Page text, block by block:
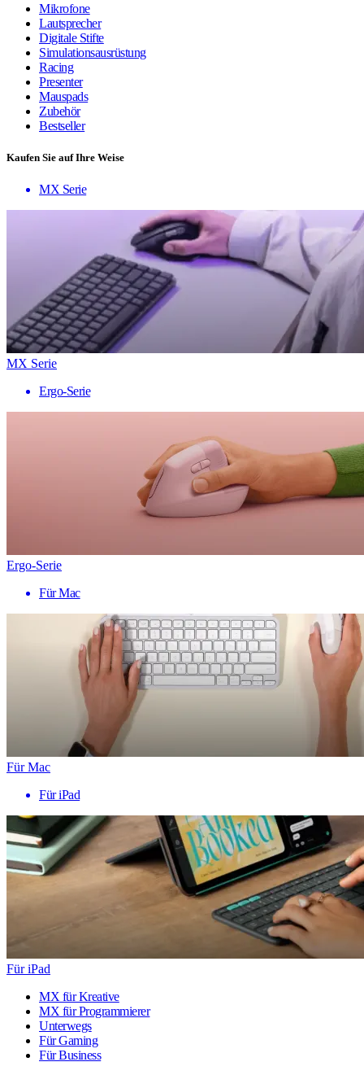
Mikrofone
Lautsprecher
Digitale Stifte
Simulationsausrüstung
Racing
Presenter
Mauspads
Zubehör
Bestseller
Kaufen Sie auf Ihre Weise
MX Serie
MX Serie
Ergo-Serie
Ergo-Serie
Für Mac
Für Mac
Für iPad
Für iPad
MX für Kreative
MX für Programmierer
Unterwegs
Für Gaming
Für Business